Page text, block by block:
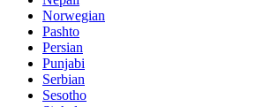
Norwegian
Pashto
Persian
Punjabi
Serbian
Sesotho